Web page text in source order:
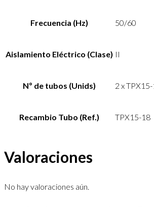
Frecuencia (Hz) 50/60
Aislamiento Eléctrico (Clase) II
Nº de tubos (Unids) 2 x
Recambio Tubo (Ref.) TPX15-18
Valoraciones
No hay valoraciones aún.